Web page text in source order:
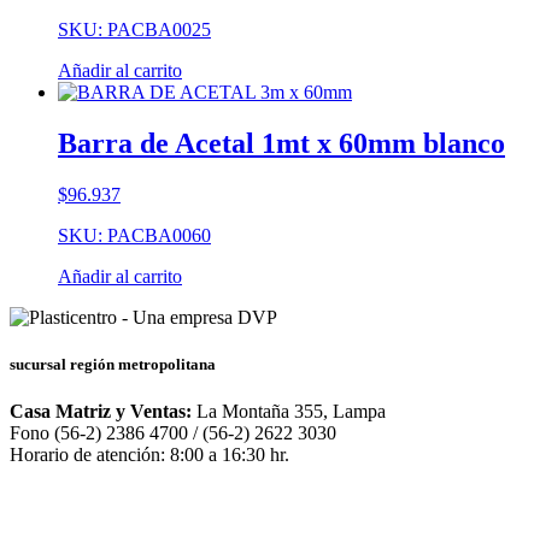
SKU: PACBA0025
Añadir al carrito
Barra de Acetal 1mt x 60mm blanco
$96.937
SKU: PACBA0060
Añadir al carrito
sucursal región metropolitana
Casa Matriz y Ventas: La Montaña 355, Lampa
Fono (56-2) 2386 4700 / (56-2) 2622 3030
Horario de atención: 8:00 a 16:30 hr.